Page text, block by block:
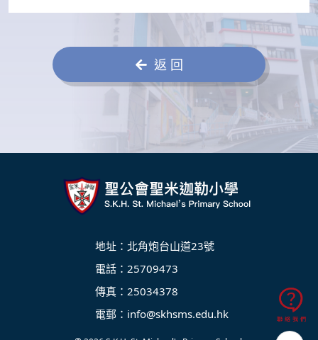
返 回
地址：北角炮台山道23號
電話：25709473
傳真：25034378
電郵： info@skhsms.edu.hk